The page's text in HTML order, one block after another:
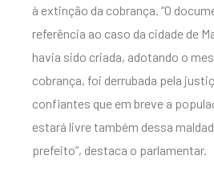
à extinção da cobrança. “O
referência ao caso da cidade de
havia sido criada, adotando o
cobrança, foi derrubada pela
confiantes que em breve a
estará livre também dessa
prefeito”, destaca o parlamentar.